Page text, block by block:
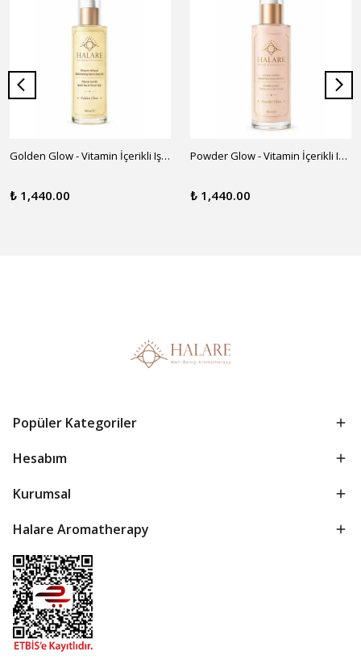
Golden Glow - Vitamin İçerikli Işıltılı Saç ve Vücut Yağı
₺ 1,440.00
Powder Glow - Vitamin İçerikli Işıltılı Saç ve Vücut Yağı
₺ 1,440.00
Popüler Kategoriler
Hesabım
Kurumsal
Halare Aromatherapy